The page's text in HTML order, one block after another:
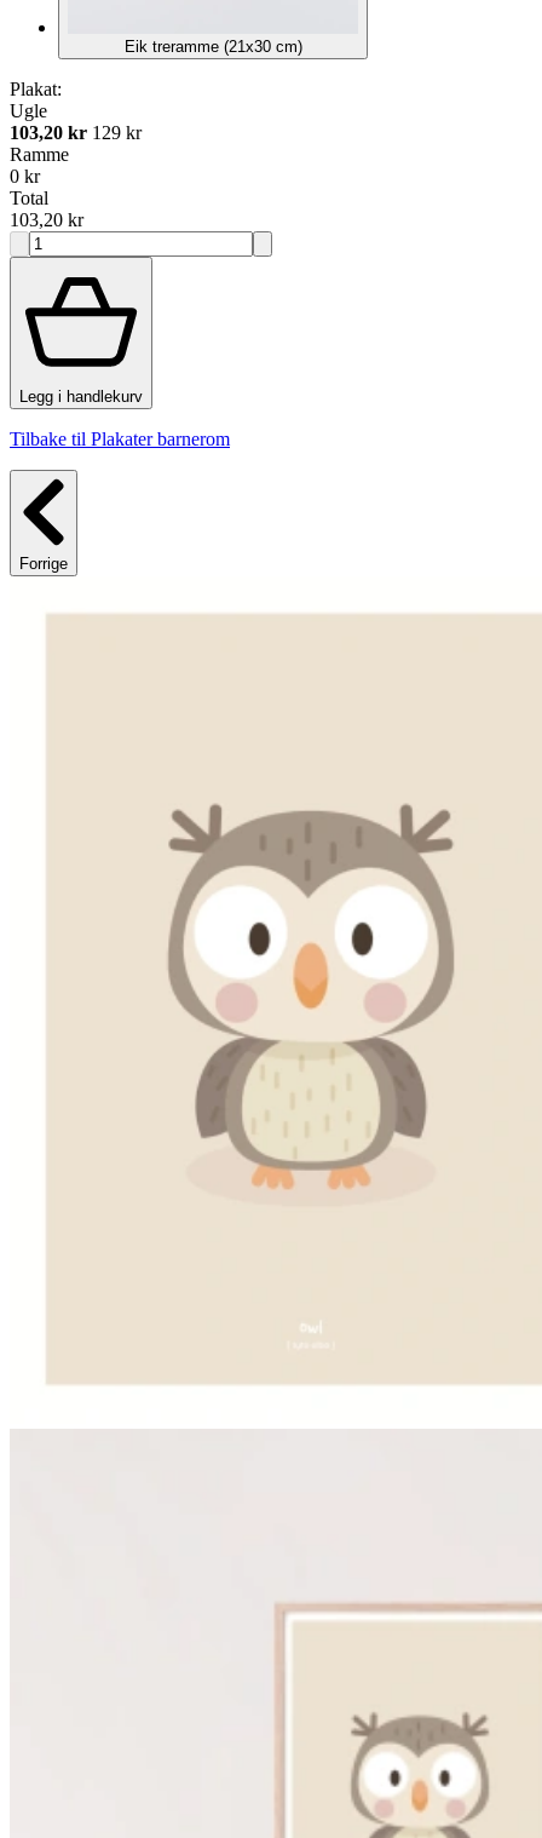
Eik treramme (21x30 cm)
Plakat:
Ugle
103,20 kr 129 kr
Ramme
0 kr
Total
103,20 kr
Legg i handlekurv
Tilbake til Plakater barnerom
Forrige